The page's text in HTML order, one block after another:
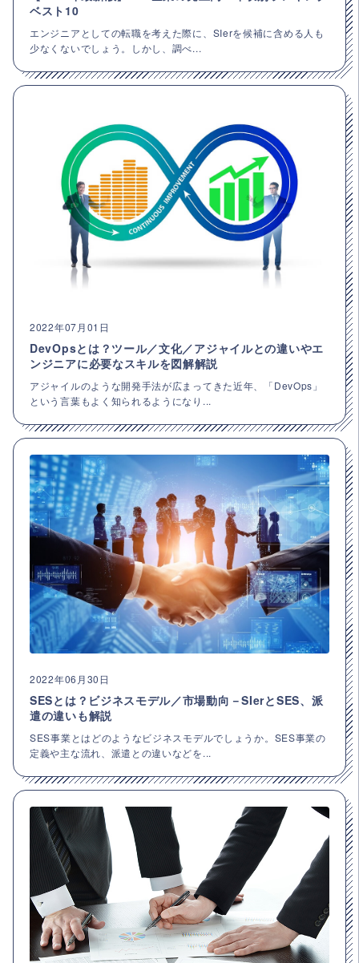
ベスト10
エンジニアとしての転職を考えた際に、SIerを候補に含める人も
少なくないでしょう。しかし、調べ...
2022年07月01日
DevOpsとは？ツール／文化／アジャイルとの違いやエ
ンジニアに必要なスキルを図解解説
アジャイルのような開発手法が広まってきた近年、「DevOps」
という言葉もよく知られるようになり...
2022年06月30日
SESとは？ビジネスモデル／市場動向－SIerとSES、派
遣の違いも解説
SES事業とはどのようなビジネスモデルでしょうか。SES事業の
定義や主な流れ、派遣との違いなどを...